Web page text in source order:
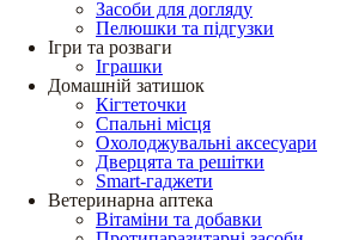
Засоби для догляду
Пелюшки та підгузки
Ігри та розваги
Іграшки
Домашній затишок
Кігтеточки
Спальні місця
Охолоджувальні аксесуари
Дверцята та решітки
Smart-гаджети
Ветеринарна аптека
Вітаміни та добавки